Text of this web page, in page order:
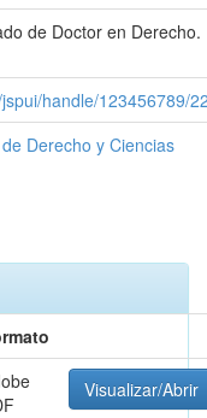
de Doctor en Derecho.
handle/123456789/
Derecho y Ciencias
Visualizar/Abrir